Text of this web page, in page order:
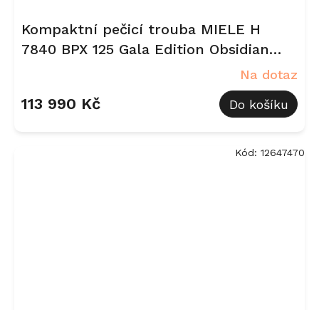
Kompaktní pečicí trouba MIELE H
7840 BPX 125 Gala Edition Obsidian
Na dotaz
113 990 Kč Do košíku
Kód: 12647470